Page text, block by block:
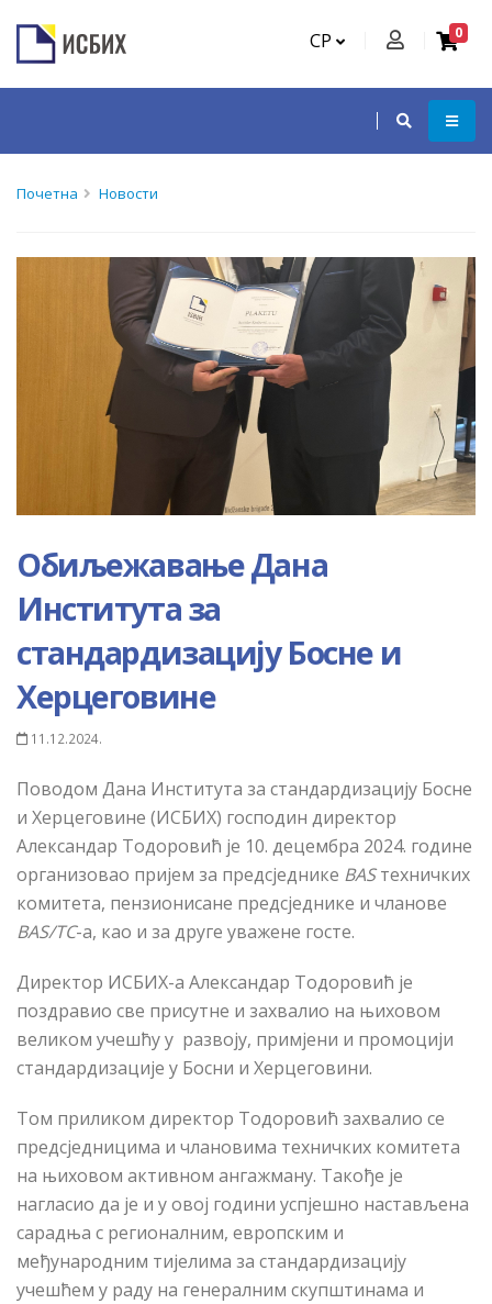
СР 0
Почетна Новости
Обиљежавање Дана
Института за
стандардизацију Босне и
Херцеговине
11.12.2024.
Поводом Дана Института за стандардизацију Босне
и Херцеговине (ИСБИХ) господин директор
Александар Тодоровић је 10. децембра 2024. године
организовао пријем за предсједнике BASтехничких
комитета, пензионисане предсједнике и чланове
BAS/TC-a, као и за друге уважене госте.
Директор ИСБИХ-а Александар Тодоровић је
поздравио све присутне и захвалио на њиховом
великом учешћу у развоју, примјени и промоцији
стандардизације у Босни и Херцеговини.
Том приликом директор Тодоровић захвалио се
предсједницима и члановима техничких комитета
на њиховом активном ангажману. Такође је
нагласио да је и у овој години успјешно настављена
сарадња с регионалним, европским и
међународним тијелима за стандардизацију
учешћем у раду на генералним скупштинама и